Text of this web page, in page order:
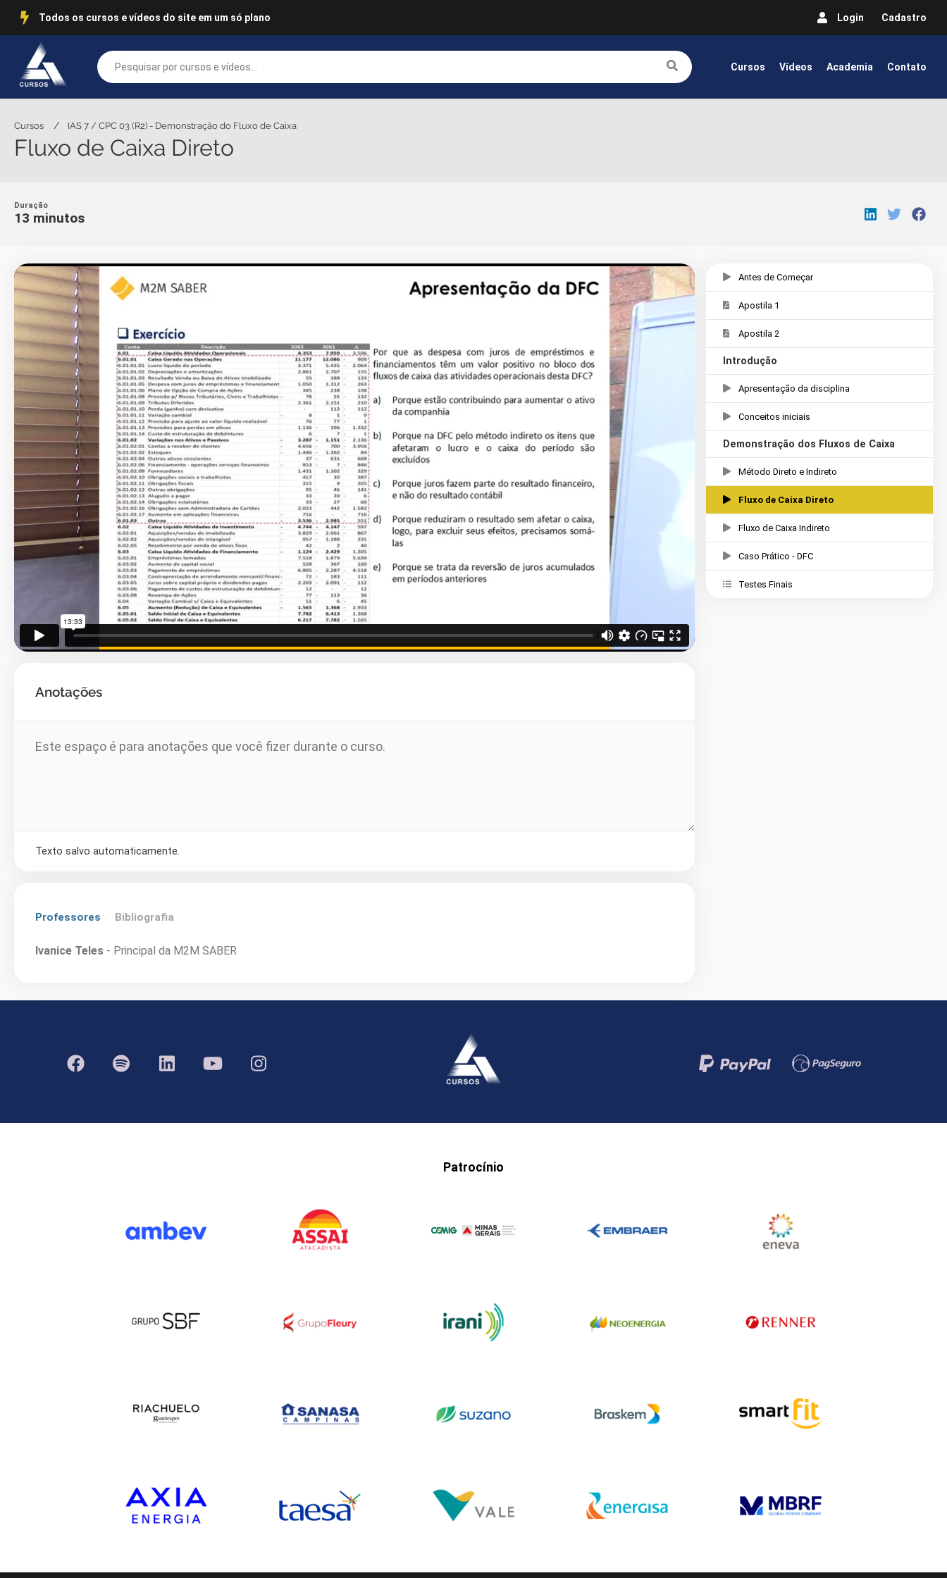
Todos os cursos e vídeos do site em um só plano Login Cadastro
Cursos Vídeos Academia Contato
Cursos / IAS 7 / CPC 03 (R2) - Demonstração do Fluxo de Caixa
Fluxo de Caixa Direto
Duração
13 minutos
Anotações
Texto salvo automaticamente.
Professores Bibliografia
Ivanice Teles - Principal da M2M SABER
Antes de Começar
Apostila 1
Apostila 2
Introdução
Apresentação da disciplina
Conceitos iniciais
Demonstração dos Fluxos de Caixa
Método Direto e Indireto
Fluxo de Caixa Direto
Fluxo de Caixa Indireto
Caso Prático - DFC
Testes Finais
Patrocínio